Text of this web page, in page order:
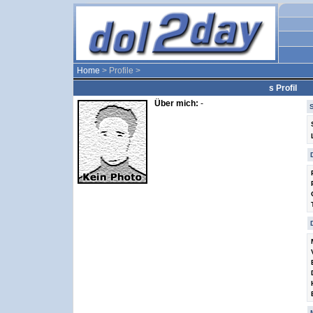
Home > Profile >
s Profil
Über mich: -